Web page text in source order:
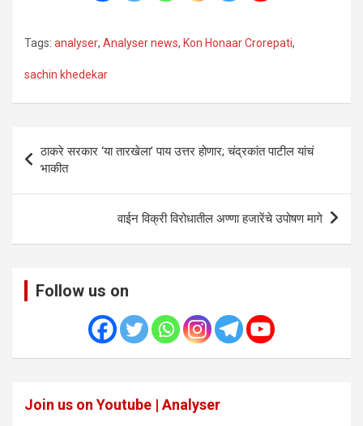
Tags: analyser, Analyser news, Kon Honaar Crorepati,
sachin khedekar
navigation
ठाकरे सरकार ‘या तारखेला’ पाय उत्तर होणार; चंद्रकांत पाटील यांचं
भाकीत
वाईन विक्री विरोधातील अण्णा हजारेंचे उपोषण मागे
Follow us on
Join us on Youtube | Analyser